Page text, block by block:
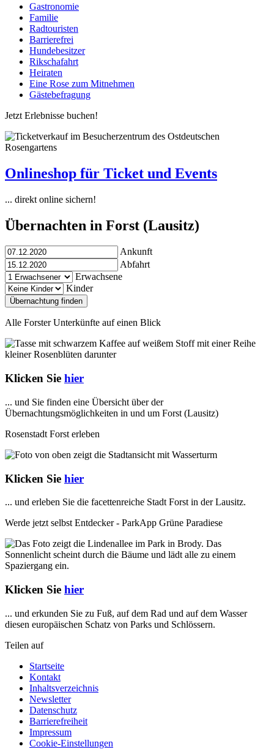
Gastronomie
Familie
Radtouristen
Barrierefrei
Hundebesitzer
Rikschafahrt
Heiraten
Eine Rose zum Mitnehmen
Gästebefragung
Jetzt Erlebnisse buchen!
Onlineshop für Ticket und Events
... direkt online sichern!
Übernachten in Forst (Lausitz)
Ankunft
Abfahrt
Erwachsene
Kinder
Übernachtung finden
Alle Forster Unterkünfte auf einen Blick
Klicken Sie hier
... und Sie finden eine Übersicht über der
Übernachtungsmöglichkeiten in und um Forst (Lausitz)
Rosenstadt Forst erleben
Klicken Sie hier
... und erleben Sie die facettenreiche Stadt Forst in der Lausitz.
Werde jetzt selbst Entdecker - ParkApp Grüne Paradiese
Klicken Sie hier
... und erkunden Sie zu Fuß, auf dem Rad und auf dem Wasser
diesen europäischen Schatz von Parks und Schlössern.
Teilen auf
Startseite
Kontakt
Inhaltsverzeichnis
Newsletter
Datenschutz
Barrierefreiheit
Impressum
Cookie-Einstellungen